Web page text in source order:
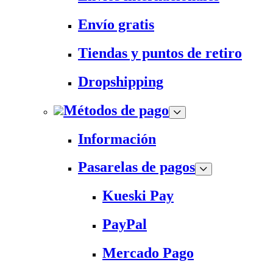
Envío gratis
Tiendas y puntos de retiro
Dropshipping
Métodos de pago
Información
Pasarelas de pagos
Kueski Pay
PayPal
Mercado Pago